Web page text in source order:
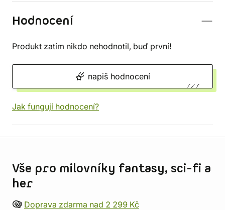
Hodnocení
Produkt zatím nikdo nehodnotil, buď první!
napiš hodnocení
Jak fungují hodnocení?
Vše pro milovníky fantasy, sci-fi a
her
Doprava zdarma nad 2 299 Kč